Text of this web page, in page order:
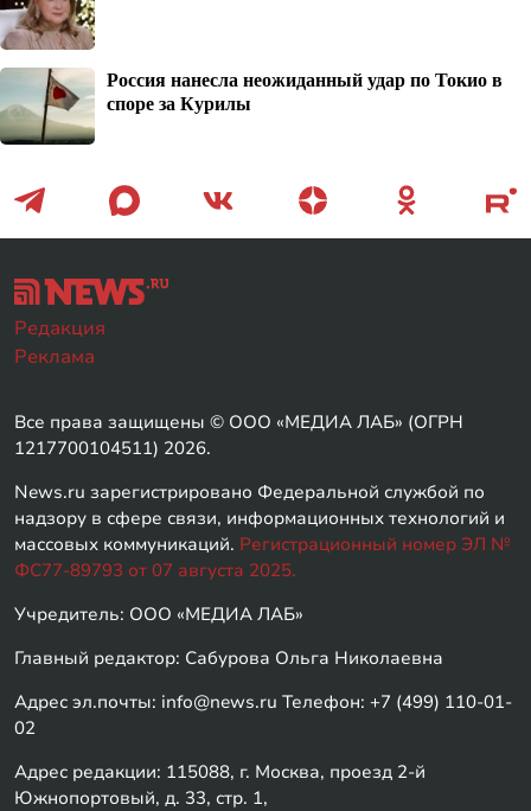
Россия нанесла неожиданный удар по Токио в
споре за Курилы
Редакция
Реклама
Все права защищены © ООО «МЕДИА ЛАБ» (ОГРН
1217700104511) 2026.
News.ru зарегистрировано Федеральной службой по
надзору в сфере связи, информационных технологий и
массовых коммуникаций. Регистрационный номер ЭЛ №
ФС77-89793 от 07 августа 2025.
Учредитель: ООО «МЕДИА ЛАБ»
Главный редактор: Сабурова Ольга Николаевна
Адрес эл.почты: info@news.ru Телефон: +7 (499) 110-01-
02
Адрес редакции: 115088, г. Москва, проезд 2-й
Южнопортовый, д. 33, стр. 1,